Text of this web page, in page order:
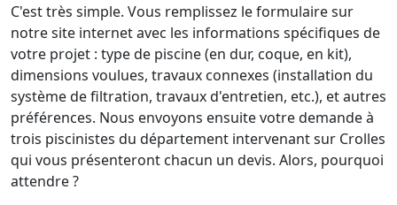
C'est très simple. Vous remplissez le formulaire sur
notre site internet avec les informations spécifiques de
votre projet : type de piscine (en dur, coque, en kit),
dimensions voulues, travaux connexes (installation du
système de filtration, travaux d'entretien, etc.), et autres
préférences. Nous envoyons ensuite votre demande à
trois piscinistes du département intervenant sur Crolles
qui vous présenteront chacun un devis. Alors, pourquoi
attendre ?